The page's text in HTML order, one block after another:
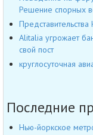
Решение спорных
Alitalia угрожает
свой пост
круглосуточная
Последние
Нью-йоркское